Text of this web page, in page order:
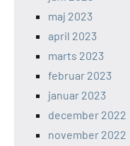
maj 2023
april 2023
marts 2023
februar 2023
januar 2023
december 2022
november 2022